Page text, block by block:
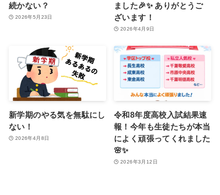
続かない？
2026年5月23日
ました🎉✨ ありがとうご
ざいます！
2026年4月9日
新学期のやる気を無駄にし
ない！
2026年4月8日
令和8年度高校入試結果速
報！今年も生徒たちが本当
によく頑張ってくれました
🌸✨
2026年3月12日